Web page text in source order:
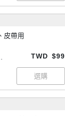
皮帶用
TWD $99